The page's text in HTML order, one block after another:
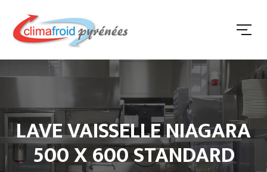
LAVE VAISSELLE NIAGARA
500 X 600 STANDARD